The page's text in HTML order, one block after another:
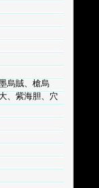
烏賊、槍烏
、紫海胆、穴